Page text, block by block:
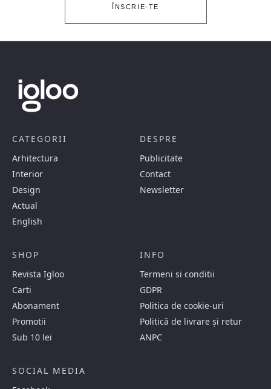
ÎNSCRIE-TE
CATEGORII
Arhitectura
Interior
Design
Actual
English
DESPRE
Publicitate
Contact
Newsletter
SHOP
Revista Igloo
Carti
Abonament
Promotii
Sub 10 lei
INFO
Termeni si conditii
GDPR
Politica de cookie-uri
Politică de livrare și retur
ANPC
SOCIAL MEDIA